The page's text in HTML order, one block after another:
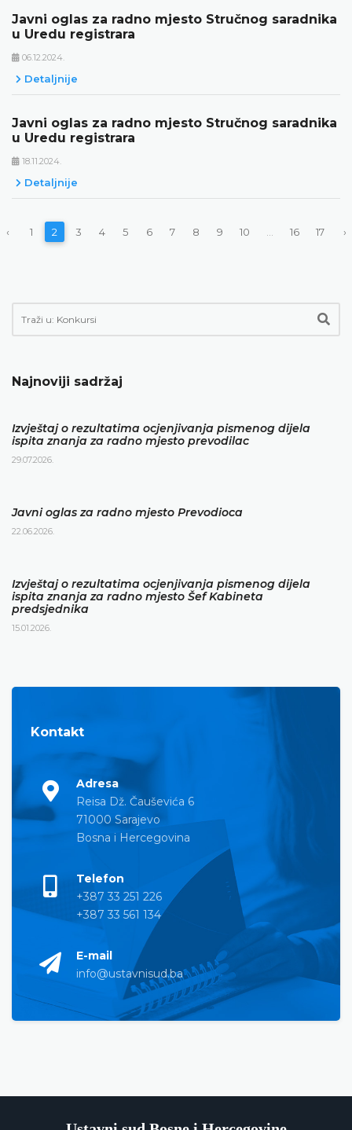
Javni oglas za radno mjesto Stručnog saradnika
u Uredu registrara
06.12.2024.
Detaljnije
Javni oglas za radno mjesto Stručnog saradnika
u Uredu registrara
18.11.2024.
Detaljnije
‹ 1 2 3 4 5 6 7 8 9 10 16 17 ›
Najnoviji sadržaj
Izvještaj o rezultatima ocjenjivanja pismenog dijela
ispita znanja za radno mjesto prevodilac
29.07.2026.
Javni oglas za radno mjesto Prevodioca
22.06.2026.
Izvještaj o rezultatima ocjenjivanja pismenog dijela
ispita znanja za radno mjesto Šef Kabineta
predsjednika
15.01.2026.
Kontakt
Adresa
Reisa Dž. Čauševića 6
71000 Sarajevo
Bosna i Hercegovina
Telefon
+387 33 251 226
+387 33 561 134
E-mail
info@ustavnisud.ba